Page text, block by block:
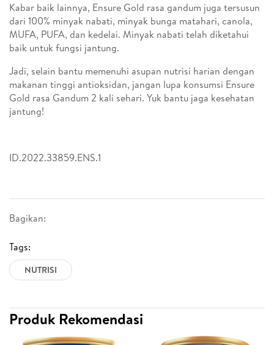
Bagikan:
Tags:
NUTRISI
Kabar baik lainnya, Ensure Gold rasa gandum juga tersusun
dari 100% minyak nabati, minyak bunga matahari, canola,
MUFA, PUFA, dan kedelai. Minyak nabati telah diketahui
baik untuk fungsi jantung.
Jadi, selain bantu memenuhi asupan nutrisi harian dengan
makanan tinggi antioksidan, jangan lupa konsumsi Ensure
Gold rasa Gandum 2 kali sehari. Yuk bantu jaga kesehatan
jantung!
ID.2022.33859.ENS.1
Produk Rekomendasi